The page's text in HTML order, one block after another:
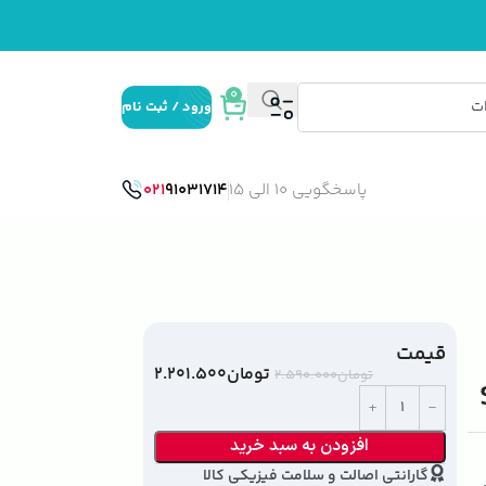
0
ورود / ثبت نام
پاسخگویی 10 الی 15 02191031714
قیمت
تومان۲.۵۹۰.۰۰۰ تومان۲.۲۰۱.۵۰۰
افزودن به سبد خرید
گارانتی اصالت و سلامت فیزیکی کالا